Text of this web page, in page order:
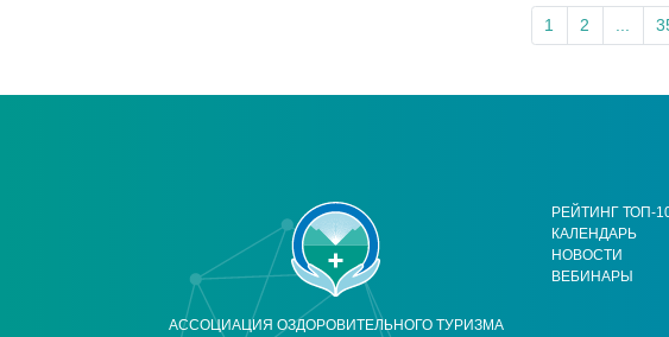
1 2
АССОЦИАЦИЯ ОЗДОРОВИТЕЛЬНОГО ТУРИЗМА
РЕЙТИНГ ТОП-
КАЛЕНДАРЬ
НОВОСТИ
ВЕБИНАРЫ